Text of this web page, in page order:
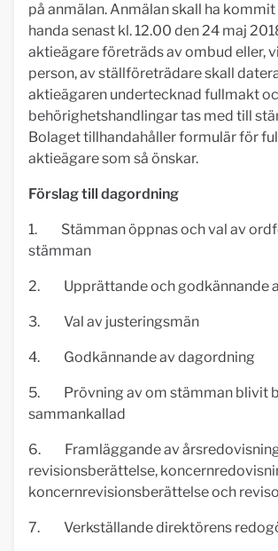
på anmälan. Anmälan skall ha
handa senast kl. 12.00 den 24 maj
aktieägare företräds av ombud eller,
person, av ställföreträdare skall
aktieägaren undertecknad fullmakt
behörighetshandlingar tas med till
Bolaget tillhandahåller formulär för
aktieägare som så önskar.
Förslag till dagordning
1. Stämman öppnas och val av
stämman
2. Upprättande och godkännande
3. Val av justeringsmän
4. Godkännande av dagordning
5. Prövning av om stämman blivit
sammankallad
6. Framläggande av
revisionsberättelse,
koncernrevisionsberättelse och
7. Verkställande direktörens